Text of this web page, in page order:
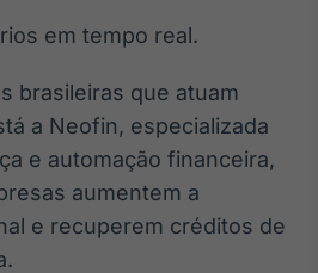
em tempo real.
brasileiras que atuam
a Neofin, especializada
e automação financeira,
aumentem a
e recuperem créditos de